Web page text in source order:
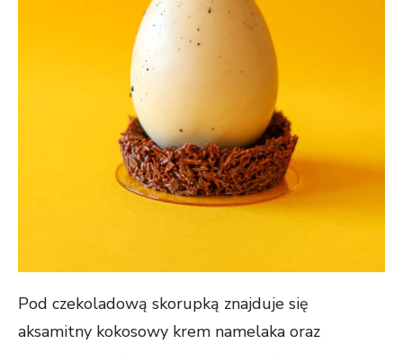
Pod czekoladową skorupką znajduje się
aksamitny kokosowy krem namelaka oraz
internetowa
działała jak
najlepiej
podczas
twojego
przejścia na nią.
Jeśli odrzucisz
te pliki cookie,
niektóre funkcje
znikną ze strony
internetowej.
Marketing
swoje
zainteresowania i